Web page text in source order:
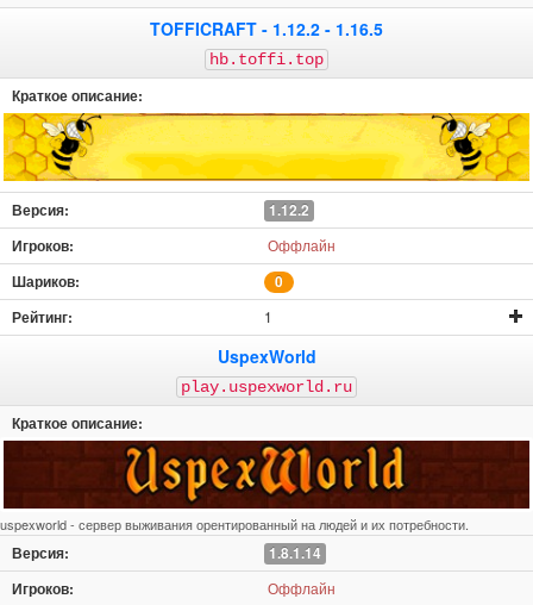
TOFFICRAFT - 1.12.2 - 1.16.5
hb.toffi.top
1.12.2
Оффлайн
0
1
UspexWorld
play.uspexworld.ru
uspexworld - сервер выживания орентированный на людей и их потребности.
1.8.1.14
Оффлайн